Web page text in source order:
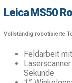
Leica MS50
Vollständig robotisierte
Feldarbeit
Sekunde